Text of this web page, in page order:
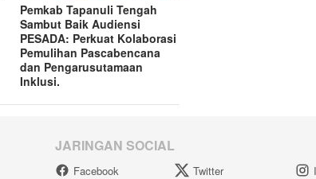
Pemkab Tapanuli Tengah
Sambut Baik Audiensi
PESADA: Perkuat Kolaborasi
Pemulihan Pascabencana
dan Pengarusutamaan
Inklusi.
JARINGAN SOCIAL
Facebook Twitter